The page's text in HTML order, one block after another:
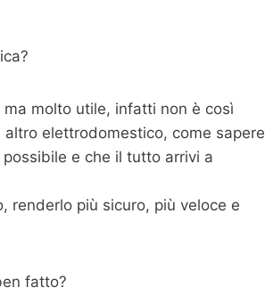
molto utile, infatti non è così
elettrodomestico, come sapere
e che il tutto arrivi a
renderlo più sicuro, più veloce e
fatto?